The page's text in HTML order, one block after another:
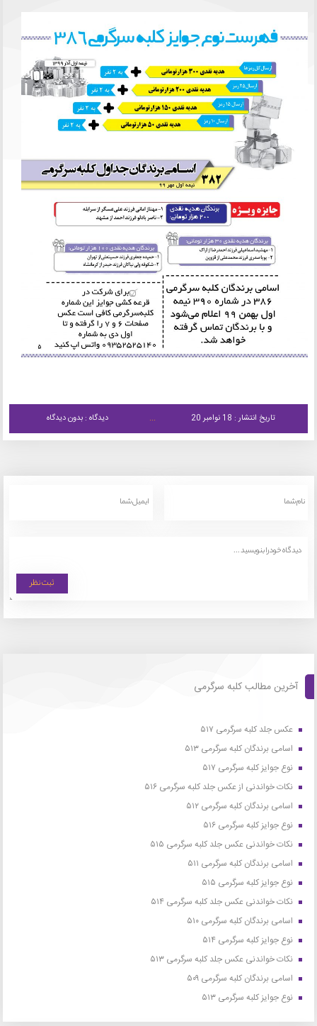
تاریخ انتشار : 18 نوامبر 20 دیدگاه : بدون دیدگاه
آخرین مطالب کلبه سرگرمی
عکس جلد کلبه سرگرمی ۵۱۷
اسامی برندگان کلبه سرگرمی ۵۱۳
نوع جوایز کلبه سرگرمی ۵۱۷
نکات خواندنی از عکس جلد کلبه سرگرمی ۵۱۶
اسامی برندگان کلبه سرگرمی ۵۱۲
نوع جوایز کلبه سرگرمی ۵۱۶
نکات خواندنی عکس جلد کلبه سرگرمی ۵۱۵
اسامی برندگان کلبه سرگرمی ۵۱۱
نوع جوایز کلبه سرگرمی ۵۱۵
نکات خواندنی عکس جلد کلبه سرگرمی ۵۱۴
اسامی برندگان کلبه سرگرمی ۵۱۰
نوع جوایز کلبه سرگرمی ۵۱۴
نکات خواندنی عکس جلد کلبه سرگرمی ۵۱۳
اسامی برندگان کلبه سرگرمی ۵۰۹
نوع جوایز کلبه سرگرمی ۵۱۳